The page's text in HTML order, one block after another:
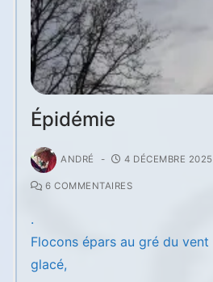
Épidémie
ANDRÉ - 4 DÉCEMBRE 2025
6 COMMENTAIRES
.
Flocons épars au gré du vent
glacé,